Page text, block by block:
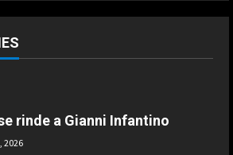
rinde a Gianni Infantino
2026
dice eso porque se está
Fonseca a Novak
exnúmero uno sentencia a